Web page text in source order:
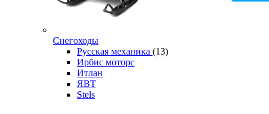
Снегоходы
Русская механика (13)
Ирбис моторс
Итлан
ЯВТ
Stels